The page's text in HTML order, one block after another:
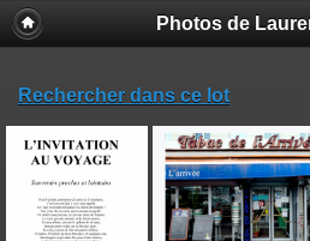
Photos de
Rechercher dans ce lot